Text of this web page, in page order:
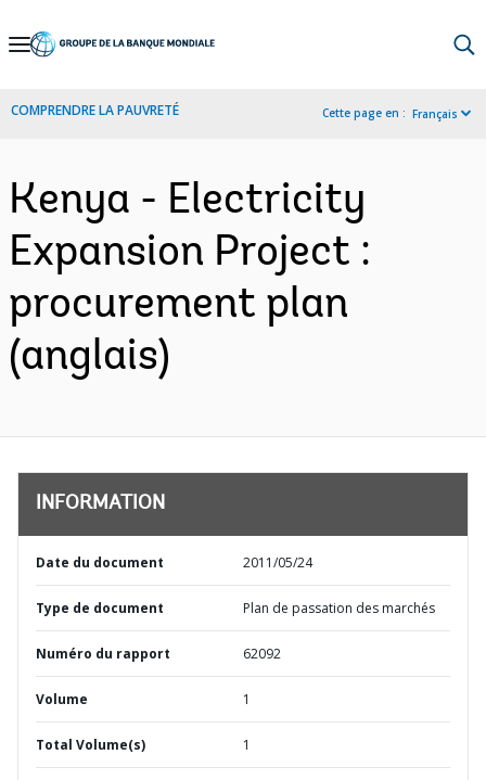
Skip
Navigation
COMPRENDRE LA PAUVRETÉ Cette page en : Français
Kenya - Electricity
Expansion Project :
procurement plan
(anglais)
INFORMATION
Date du document 2011/05/24
Type de document Plan de passation des marchés
Numéro du rapport 62092
Volume 1
Total Volume(s) 1